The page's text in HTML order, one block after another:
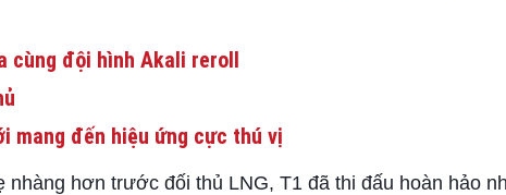
cùng đội hình Akali reroll
mang đến hiệu ứng cực thú vị
hơn trước đối thủ LNG, T1 đã thi đấu hoàn hảo